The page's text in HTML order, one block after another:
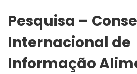
Pesquisa –
Internacional de
Informação